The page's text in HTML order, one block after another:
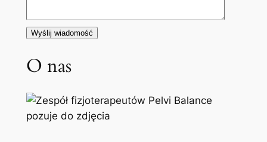
O nas